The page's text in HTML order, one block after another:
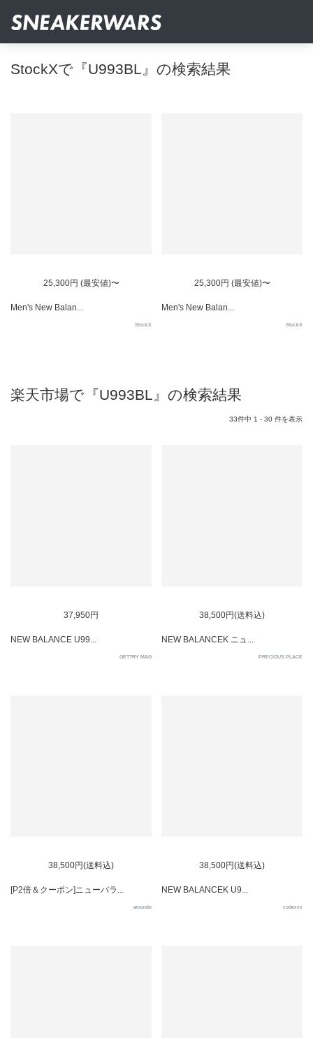
StockXで『U993BL』の検索結果
25,300円 (最安値)〜
Men's New Balan...
StockX
25,300円 (最安値)〜
Men's New Balan...
StockX
楽天市場で『U993BL』の検索結果
33件中 1 - 30 件を表示
37,950円
NEW BALANCE U99...
GETTRY MAG
38,500円(送料込)
NEW BALANCEK ニュ...
PRECIOUS PLACE
38,500円(送料込)
[P2倍＆クーポン]ニューバラ...
aroundo
38,500円(送料込)
NEW BALANCEK U9...
codexxx